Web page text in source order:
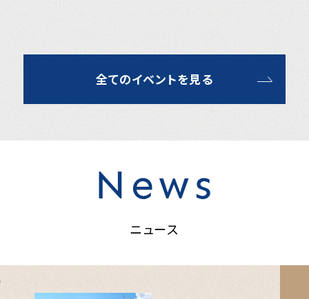
全てのイベントを見る
ニュース